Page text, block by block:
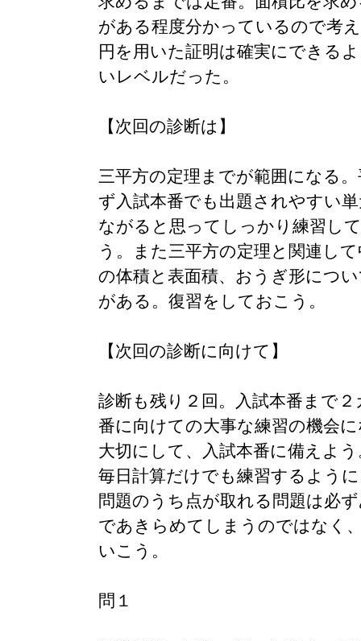
がある程度分かっているので考
円を用いた証明は確実にできる
いレベルだった。
【次回の診断は】
三平方の定理までが範囲になる
ず入試本番でも出題されやすい
ながると思ってしっかり練習し
う。また三平方の定理と関連し
の体積と表面積、おうぎ形につ
がある。復習をしておこう。
【次回の診断に向けて】
診断も残り２回。入試本番まで
番に向けての大事な練習の機会
大切にして、入試本番に備えよ
毎日計算だけでも練習するよう
問題のうち点が取れる問題は必
であきらめてしまうのではなく
いこう。
問１